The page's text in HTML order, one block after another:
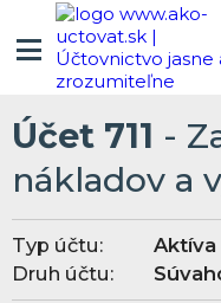
Účet 711 -
nákladov a
Typ účtu:
Aktíva
Druh účtu: